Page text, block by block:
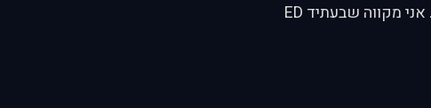
דלק חדשים לF-15 וגם מטוסים חדשים(חוץ מקוקפיטים , אבל גם זה בתכנון). אני מקווה שבעתיד ED